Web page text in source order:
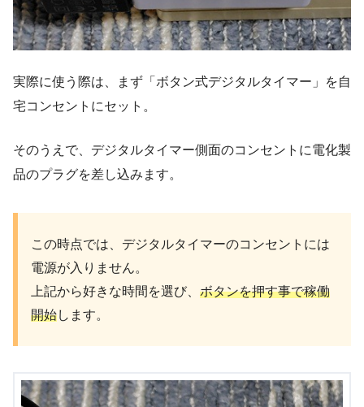
実際に使う際は、まず「ボタン式デジタルタイマー」を自
宅コンセントにセット。
そのうえで、デジタルタイマー側面のコンセントに電化製
品のプラグを差し込みます。
この時点では、デジタルタイマーのコンセントには
電源が入りません。
上記から好きな時間を選び、 ボタンを押す事で稼働
開始します。